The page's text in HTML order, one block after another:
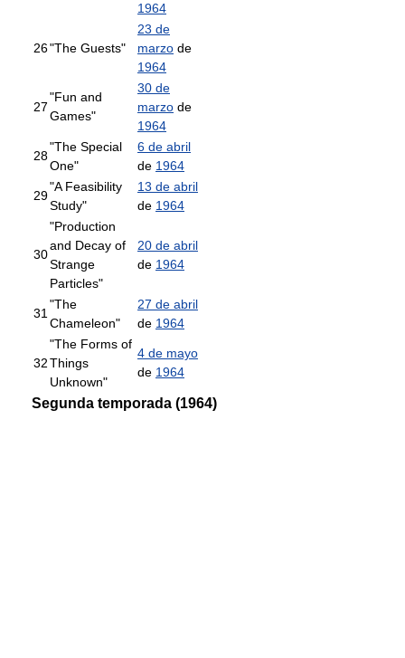
1964
26"The Guests"
23 de
marzo de
1964
27
"Fun and
Games"
30 de
marzo de
1964
28
"The Special
One"
6 de abril
de 1964
29
"A Feasibility
Study"
13 de abril
de 1964
30
"Production
and Decay of
Strange
Particles"
20 de abril
de 1964
31
"The
Chameleon"
27 de abril
de 1964
32
"The Forms of
Things
Unknown"
4 de mayo
de 1964
Segunda temporada (1964)